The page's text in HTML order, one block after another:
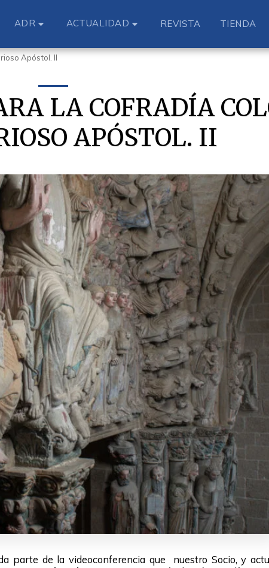
ADR ACTUALIDAD REVISTA TIENDA
Apóstol. II
LA COFRADÍA
APÓSTOL. II
parte de la videoconferencia que nuestro Socio, y